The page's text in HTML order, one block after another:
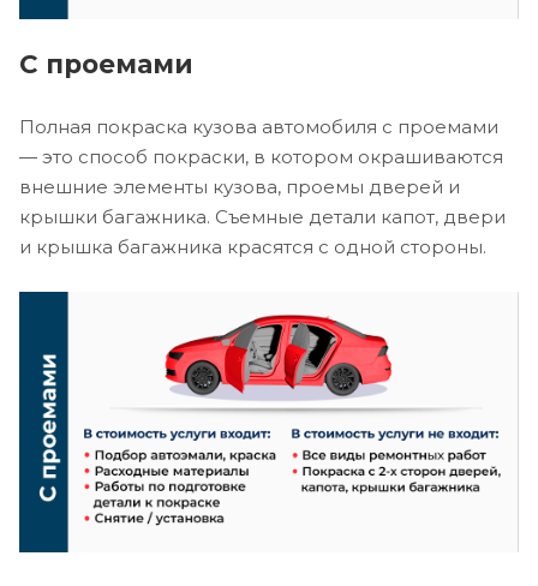
С проемами
Полная покраска кузова автомобиля с проемами
— это способ покраски, в котором окрашиваются
внешние элементы кузова, проемы дверей и
крышки багажника. Съемные детали капот, двери
и крышка багажника красятся с одной стороны.